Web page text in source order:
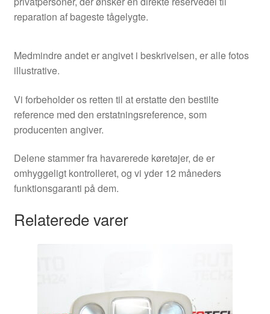
reparation af bageste tågelygte.
Medmindre andet er angivet i beskrivelsen, er alle fotos
illustrative.
Vi forbeholder os retten til at erstatte den bestilte
reference med den erstatningsreference, som
producenten angiver.
Delene stammer fra havarerede køretøjer, de er
omhyggeligt kontrolleret, og vi yder 12 måneders
funktionsgaranti på dem.
Relaterede varer